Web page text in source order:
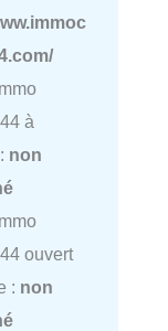
à
non
ouvert
: non